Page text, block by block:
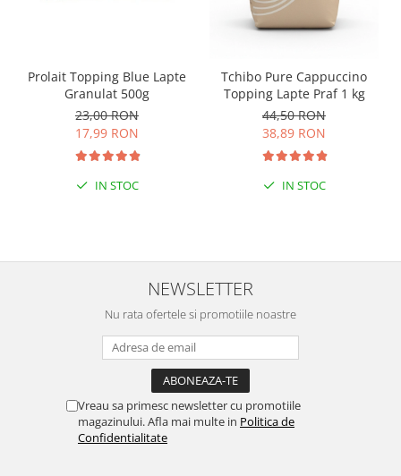
Prolait Topping Blue Lapte
Granulat 500g
23,00 RON
17,99 RON
IN STOC
Tchibo Pure Cappuccino
Topping Lapte Praf 1 kg
44,50 RON
38,89 RON
IN STOC
NEWSLETTER
Nu rata ofertele si promotiile noastre
Vreau sa primesc newsletter cu promotiile
magazinului. Afla mai multe in Politica de
Confidentialitate